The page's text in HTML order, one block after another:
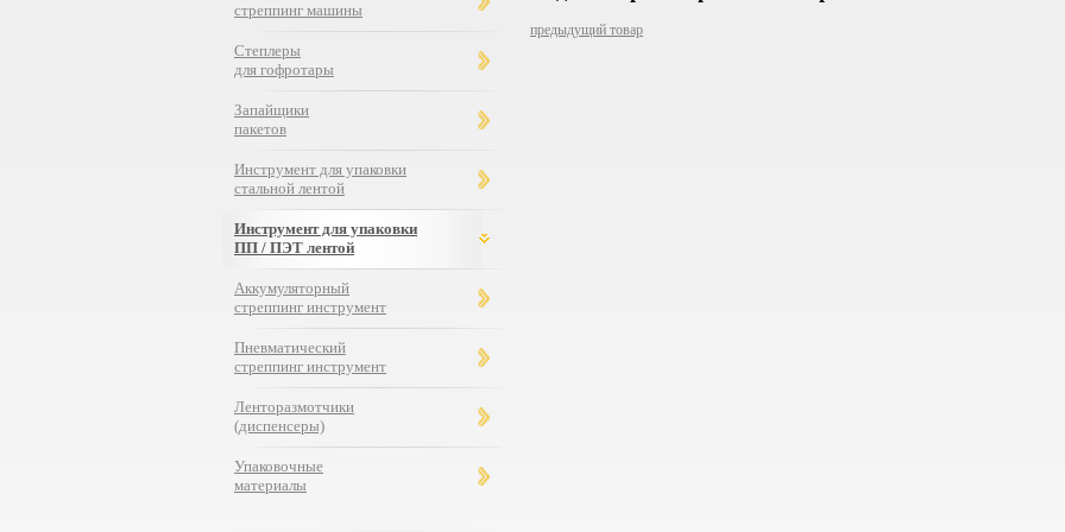
стреппинг машины
Степлеры
для гофротары
Запайщики
пакетов
Инструмент для упаковки
стальной лентой
Инструмент для упаковки
ПП / ПЭТ лентой
Аккумуляторный
стреппинг инструмент
Пневматический
стреппинг инструмент
Ленторазмотчики
(диспенсеры)
Упаковочные
материалы
предыдущий товар